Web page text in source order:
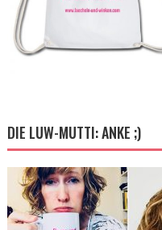
DIE LUW-MUTTI: ANKE ;)